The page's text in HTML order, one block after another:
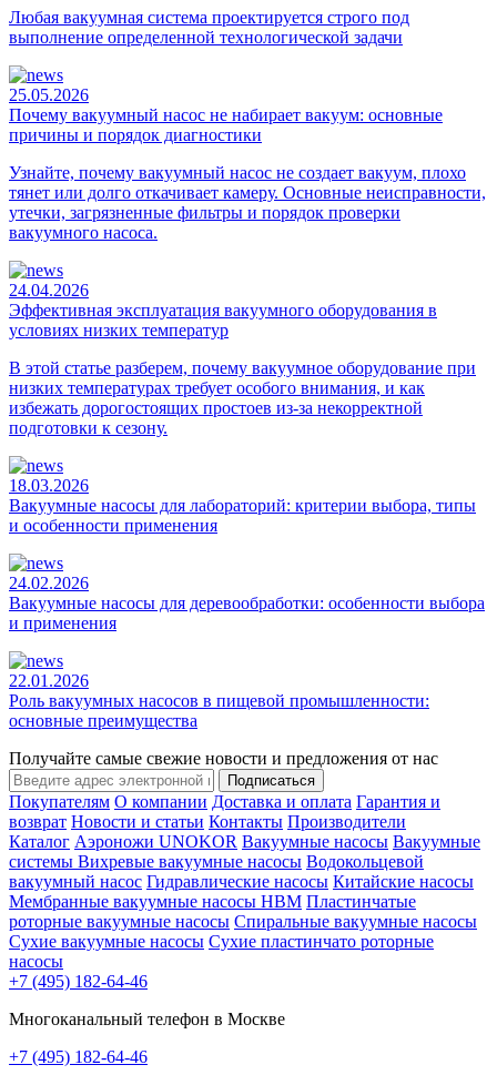
Любая вакуумная система проектируется строго под
выполнение определенной технологической задачи
25.05.2026
Почему вакуумный насос не набирает вакуум: основные
причины и порядок диагностики
Узнайте, почему вакуумный насос не создает вакуум, плохо
тянет или долго откачивает камеру. Основные неисправности,
утечки, загрязненные фильтры и порядок проверки
вакуумного насоса.
24.04.2026
Эффективная эксплуатация вакуумного оборудования в
условиях низких температур
В этой статье разберем, почему вакуумное оборудование при
низких температурах требует особого внимания, и как
избежать дорогостоящих простоев из-за некорректной
подготовки к сезону.
18.03.2026
Вакуумные насосы для лабораторий: критерии выбора, типы
и особенности применения
24.02.2026
Вакуумные насосы для деревообработки: особенности выбора
и применения
22.01.2026
Роль вакуумных насосов в пищевой промышленности:
основные преимущества
Получайте самые свежие новости и предложения от нас
Подписаться
Покупателям О компании Доставка и оплата Гарантия и
возврат Новости и статьи Контакты Производители
Каталог Аэроножи UNOKOR Вакуумные насосы Вакуумные
системы Вихревые вакуумные насосы Водокольцевой
вакуумный насос Гидравлические насосы Китайские насосы
Мембранные вакуумные насосы НВМ Пластинчатые
роторные вакуумные насосы Спиральные вакуумные насосы
Сухие вакуумные насосы Сухие пластинчато роторные
насосы
+7 (495) 182-64-46
Многоканальный телефон в Москве
+7 (495) 182-64-46